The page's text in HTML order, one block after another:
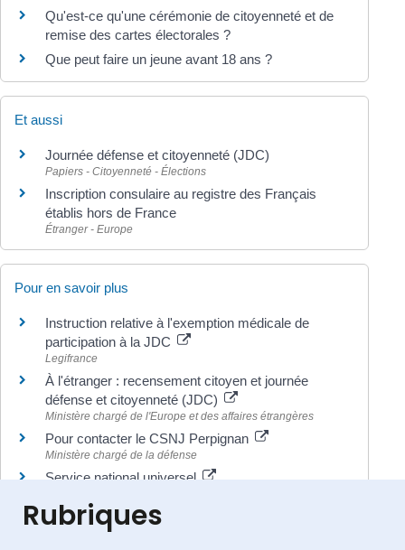
Qu'est-ce qu'une cérémonie de citoyenneté et de
remise des cartes électorales ?
Que peut faire un jeune avant 18 ans ?
Et aussi
Journée défense et citoyenneté (JDC)
Papiers - Citoyenneté - Élections
Inscription consulaire au registre des Français
établis hors de France
Étranger - Europe
Pour en savoir plus
Instruction relative à l'exemption médicale de
participation à la JDC
Legifrance
À l'étranger : recensement citoyen et journée
défense et citoyenneté (JDC)
Ministère chargé de l'Europe et des affaires étrangères
Pour contacter le CSNJ Perpignan
Ministère chargé de la défense
Service national universel
Rubriques